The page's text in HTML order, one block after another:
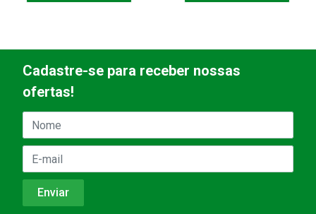
Cadastre-se para receber nossas
ofertas!